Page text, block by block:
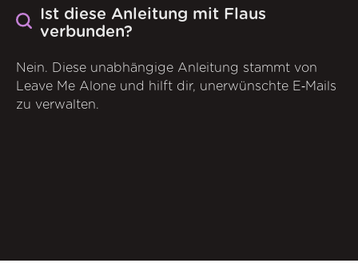
Ist diese Anleitung mit Flaus
verbunden?
Nein. Diese unabhängige Anleitung stammt von
Leave Me Alone und hilft dir, unerwünschte E‑Mails
zu verwalten.